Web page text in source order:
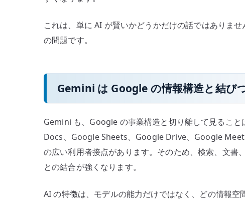
これは、単に AI が賢いかどうかだけの話ではありま
の問題です。
Gemini は Google の情報構造と結び
Gemini も、Google の事業構造と切り離して見るこ
Docs、Google Sheets、Google Drive、Google
の広い利用者接点があります。そのため、検索、文書
との結合が強くなります。
AI の特徴は、モデルの能力だけではなく、どの情報空